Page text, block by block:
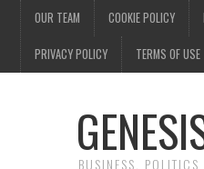
OUR TEAM COOKIE POLICY
PRIVACY POLICY TERMS OF USE
BUSINESS,